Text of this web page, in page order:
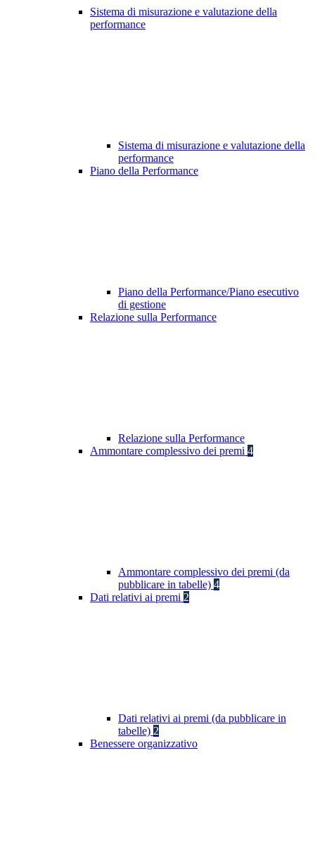
Sistema di misurazione e valutazione della
performance
Sistema di misurazione e valutazione della
performance
Piano della Performance
Piano della Performance/Piano esecutivo
di gestione
Relazione sulla Performance
Relazione sulla Performance
Ammontare complessivo dei premi 4
Ammontare complessivo dei premi (da
pubblicare in tabelle) 4
Dati relativi ai premi 2
Dati relativi ai premi (da pubblicare in
tabelle) 2
Benessere organizzativo